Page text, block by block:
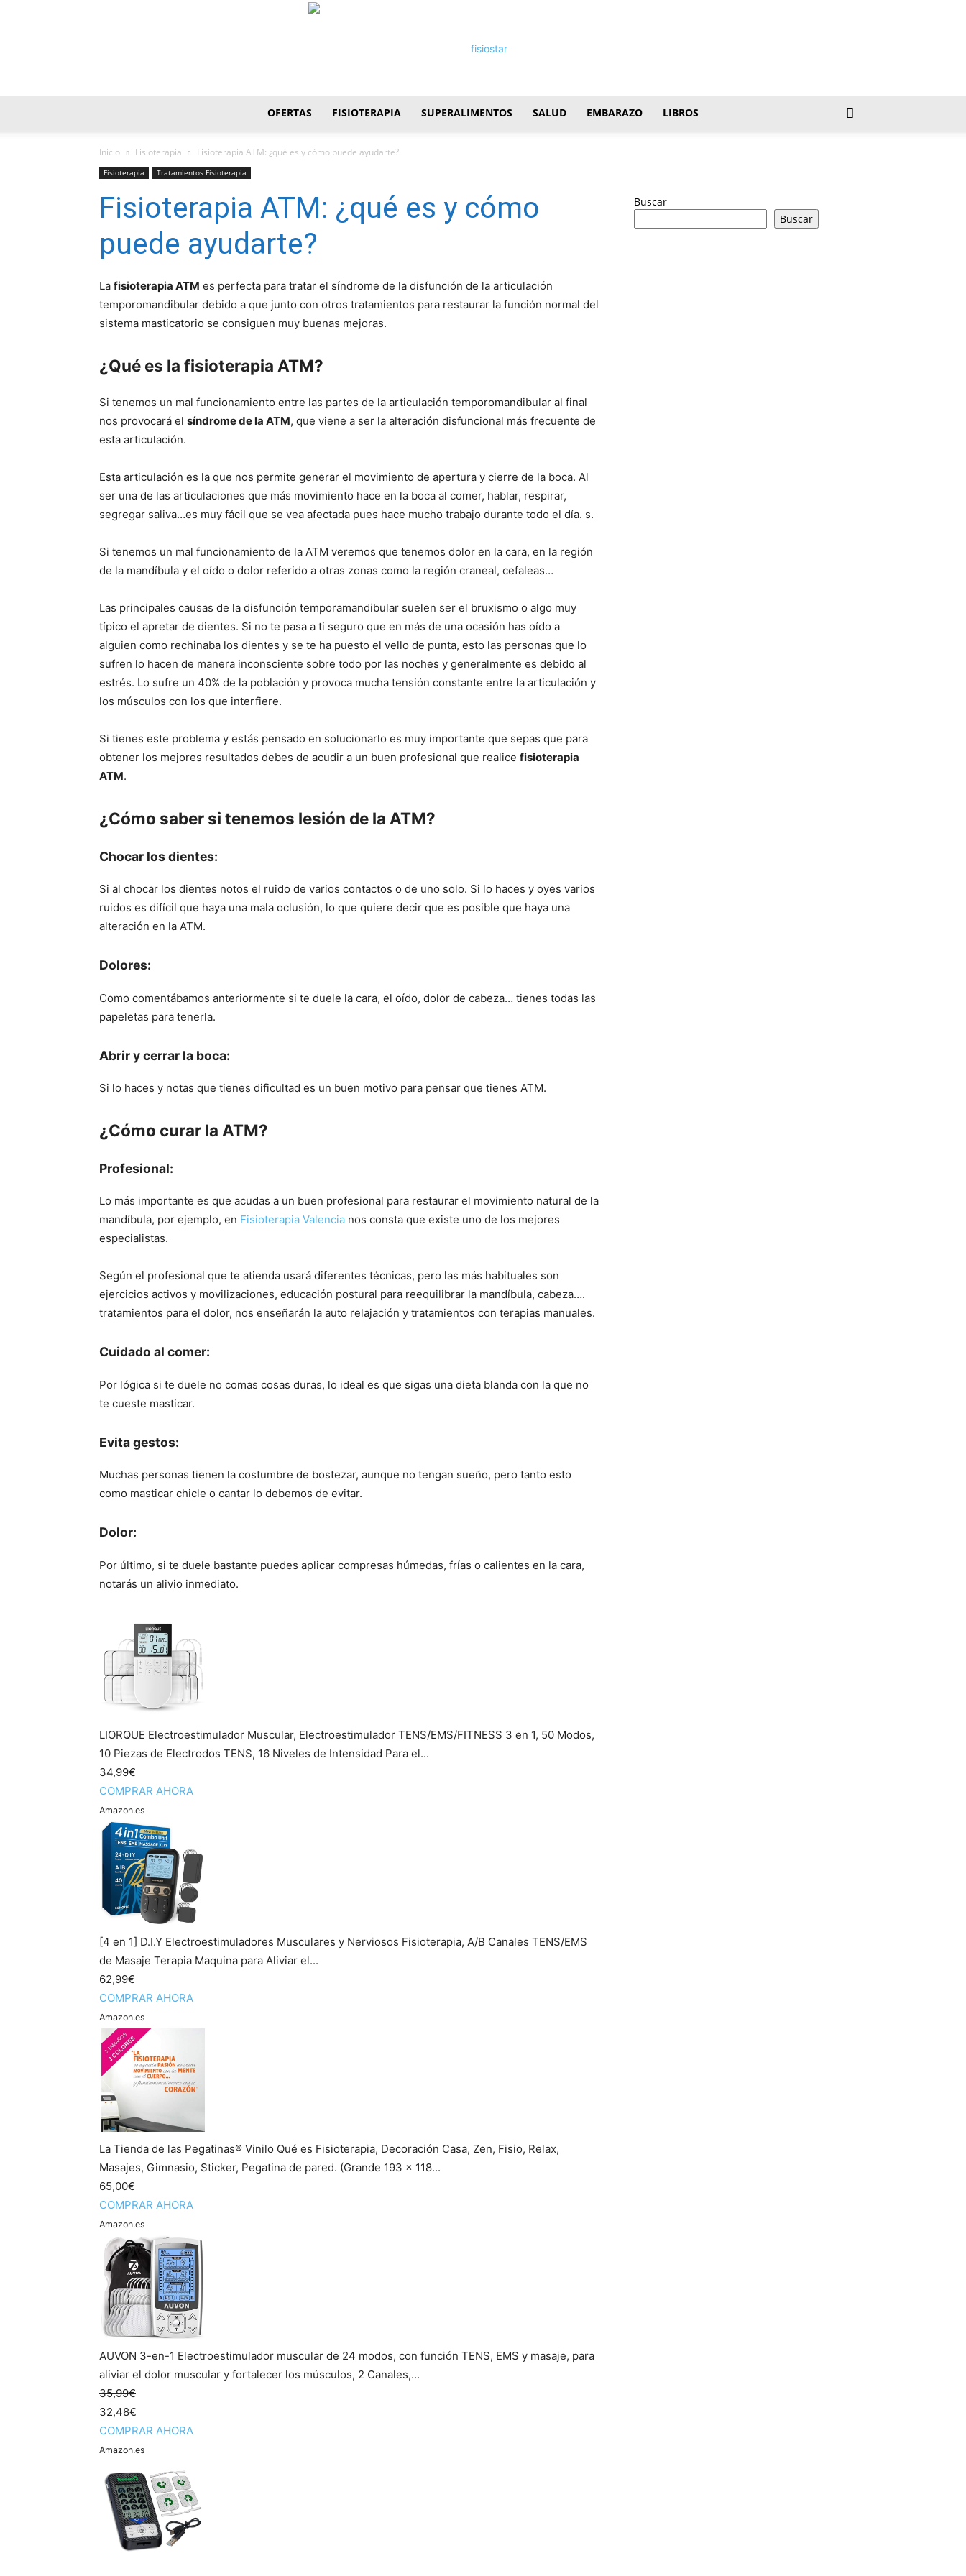
OFERTAS FISIOTERAPIA SUPERALIMENTOS SALUD EMBARAZO LIBROS
Inicio Fisioterapia Fisioterapia ATM: ¿qué es y cómo puede ayudarte?
Fisioterapia Tratamientos Fisioterapia
Fisioterapia ATM: ¿qué es y cómo
puede ayudarte?
La fisioterapia ATM es perfecta para tratar el síndrome de la disfunción de la articulación
temporomandibular debido a que junto con otros tratamientos para restaurar la función normal del
sistema masticatorio se consiguen muy buenas mejoras.
¿Qué es la fisioterapia ATM?
Si tenemos un mal funcionamiento entre las partes de la articulación temporomandibular al final
nos provocará el síndrome de la ATM, que viene a ser la alteración disfuncional más frecuente de
esta articulación.
Esta articulación es la que nos permite generar el movimiento de apertura y cierre de la boca. Al
ser una de las articulaciones que más movimiento hace en la boca al comer, hablar, respirar,
segregar saliva…es muy fácil que se vea afectada pues hace mucho trabajo durante todo el día. s.
Si tenemos un mal funcionamiento de la ATM veremos que tenemos dolor en la cara, en la región
de la mandíbula y el oído o dolor referido a otras zonas como la región craneal, cefaleas…
Las principales causas de la disfunción temporamandibular suelen ser el bruxismo o algo muy
típico el apretar de dientes. Si no te pasa a ti seguro que en más de una ocasión has oído a
alguien como rechinaba los dientes y se te ha puesto el vello de punta, esto las personas que lo
sufren lo hacen de manera inconsciente sobre todo por las noches y generalmente es debido al
estrés. Lo sufre un 40% de la población y provoca mucha tensión constante entre la articulación y
los músculos con los que interfiere.
Si tienes este problema y estás pensado en solucionarlo es muy importante que sepas que para
obtener los mejores resultados debes de acudir a un buen profesional que realice fisioterapia
ATM.
¿Cómo saber si tenemos lesión de la ATM?
Chocar los dientes:
Si al chocar los dientes notos el ruido de varios contactos o de uno solo. Si lo haces y oyes varios
ruidos es difícil que haya una mala oclusión, lo que quiere decir que es posible que haya una
alteración en la ATM.
Dolores:
Como comentábamos anteriormente si te duele la cara, el oído, dolor de cabeza… tienes todas las
papeletas para tenerla.
Abrir y cerrar la boca:
Si lo haces y notas que tienes dificultad es un buen motivo para pensar que tienes ATM.
¿Cómo curar la ATM?
Profesional:
Lo más importante es que acudas a un buen profesional para restaurar el movimiento natural de la
mandíbula, por ejemplo, en Fisioterapia Valencia nos consta que existe uno de los mejores
especialistas.
Según el profesional que te atienda usará diferentes técnicas, pero las más habituales son
ejercicios activos y movilizaciones, educación postural para reequilibrar la mandíbula, cabeza….
tratamientos para el dolor, nos enseñarán la auto relajación y tratamientos con terapias manuales.
Cuidado al comer:
Por lógica si te duele no comas cosas duras, lo ideal es que sigas una dieta blanda con la que no
te cueste masticar.
Evita gestos:
Muchas personas tienen la costumbre de bostezar, aunque no tengan sueño, pero tanto esto
como masticar chicle o cantar lo debemos de evitar.
Dolor:
Por último, si te duele bastante puedes aplicar compresas húmedas, frías o calientes en la cara,
notarás un alivio inmediato.
LIORQUE Electroestimulador Muscular, Electroestimulador TENS/EMS/FITNESS 3 en 1, 50 Modos,
10 Piezas de Electrodos TENS, 16 Niveles de Intensidad Para el...
34,99€
COMPRAR AHORA
Amazon.es
[4 en 1] D.I.Y Electroestimuladores Musculares y Nerviosos Fisioterapia, A/B Canales TENS/EMS
de Masaje Terapia Maquina para Aliviar el...
62,99€
COMPRAR AHORA
Amazon.es
La Tienda de las Pegatinas® Vinilo Qué es Fisioterapia, Decoración Casa, Zen, Fisio, Relax,
Masajes, Gimnasio, Sticker, Pegatina de pared. (Grande 193 x 118...
65,00€
COMPRAR AHORA
Amazon.es
AUVON 3-en-1 Electroestimulador muscular de 24 modos, con función TENS, EMS y masaje, para
aliviar el dolor muscular y fortalecer los músculos, 2 Canales,...
35,99€
32,48€
COMPRAR AHORA
Amazon.es
Buscar
Buscar